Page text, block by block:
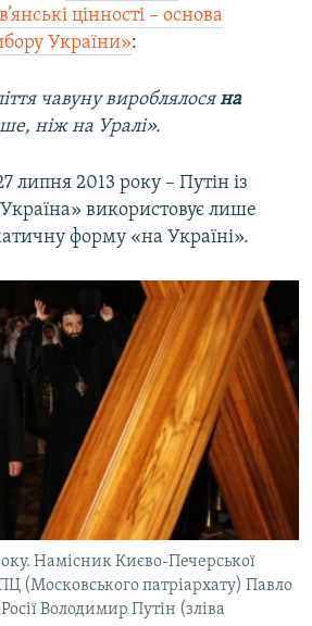
цінності – основа
України»:
чавуну вироблялосяна
ніж на Уралі».
липня 2013 року – Путін із
використовує лише
форму «на Україні».
Намісник Києво-Печерської
(Московського патріархату) Павло
Володимир Путін (зліва